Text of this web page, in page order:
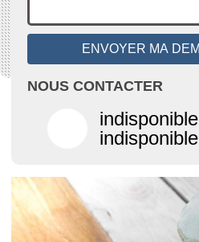
NOUS CONTACTER
indisponible
indisponible